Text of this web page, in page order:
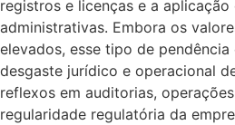
registros e licenças e a aplicação
administrativas. Embora os
elevados, esse tipo de
desgaste jurídico e operacional
reflexos em auditorias,
regularidade regulatória da